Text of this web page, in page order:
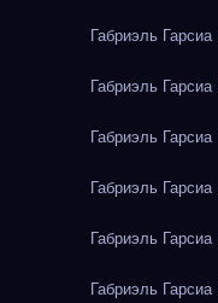
Габриэль
Габриэль
Габриэль
Габриэль
Габриэль
Габриэль